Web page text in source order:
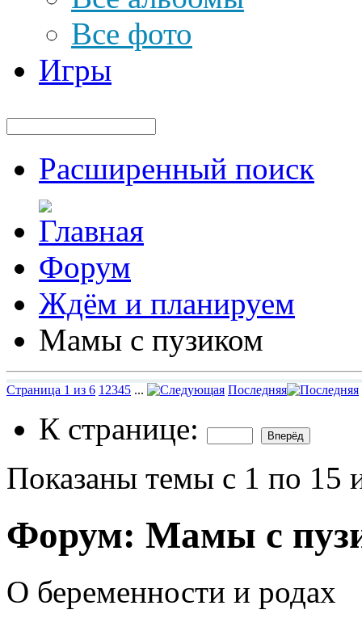
Все фото
Игры
Расширенный поиск
Форум
Ждём и планируем
Мамы с пузиком
Страница 1 из 6 1 2345 ... Последняя
К странице:
Показаны темы с 1 по 15
Форум: Мамы с
О беременности и родах